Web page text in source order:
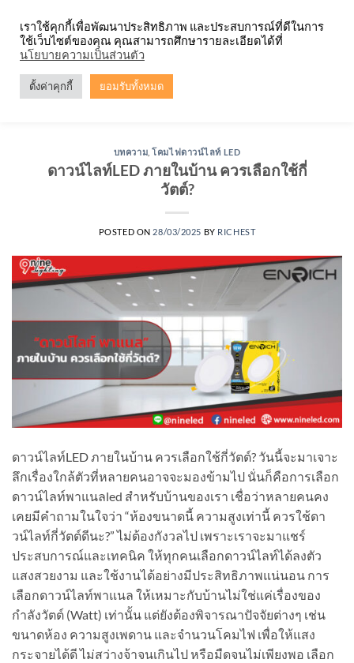
content
บทความ ,โคมไฟดาวน์ไลท์ LED
ดาวน์ไลท์LED ภายในบ้าน ควรเลือกใช้กี่
วัตต์?
POSTED ON 28/03/2025 BY RICHEST
ดาวน์ไลท์LED ภายในบ้าน ควรเลือกใช้กี่วัตต์? วันนี้จะมาเจาะ
ลึกเรื่องใกล้ตัวที่หลายคนอาจจะมองข้ามไป นั่นก็คือการเลือก
ดาวน์ไลท์พาแนลled สำหรับบ้านของเรา เชื่อว่าหลายคนคง
เคยมีคำถามในใจว่า “ห้องขนาดนี้ ความสูงเท่านี้ ควรใช้ดา
วน์ไลท์กี่วัตต์ดีนะ?” ไม่ต้องกังวลไป เพราะเราจะมาแชร์
ประสบการณ์และเทคนิค ให้ทุกคนเลือกดาวน์ไลท์ได้ลงตัว
แสงสวยงาม และใช้งานได้อย่างมีประสิทธิภาพแน่นอน การ
เลือกดาวน์ไลท์พาแนล ให้เหมาะกับบ้านไม่ใช่แค่เรื่องของ
กำลังวัตต์ (Watt) เท่านั้น แต่ยังต้องพิจารณาปัจจัยต่างๆ เช่น
ขนาดห้อง ความสูงเพดาน และจำนวนโคมไฟ เพื่อให้แสง
กระจายได้ดี ไม่สว่างจ้าจนเกินไป หรือมืดจนไม่เพียงพอ เลือก
เราใช้คุกกี้เพื่อพัฒนาประสิทธิภาพ และประสบการณ์ที่ดีในการ
ใช้เว็บไซต์ของคุณ คุณสามารถศึกษารายละเอียดได้ที่
นโยบายความเป็นส่วนตัว
ตั้งค่าคุกกี้ ยอมรับทั้งหมด